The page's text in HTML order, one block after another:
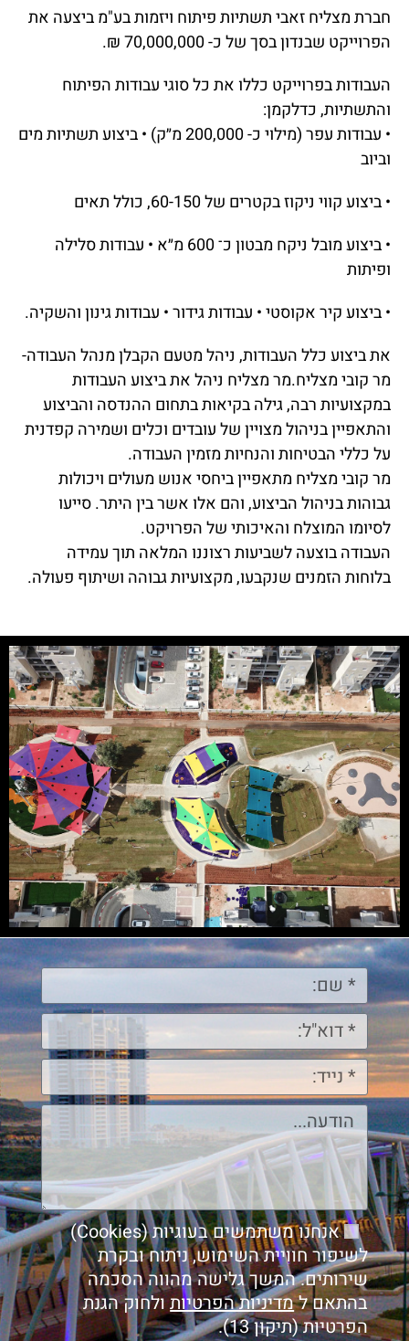
חברת מצליח זאבי תשתיות פיתוח ויזמות בע"מ ביצעה את
הפרוייקט שבנדון בסך של כ- 70,000,000 ₪.
העבודות בפרוייקט כללו את כל סוגי עבודות הפיתוח
והתשתיות, כדלקמן:
• עבודות עפר (מילוי כ- 200,000 מ״ק) • ביצוע תשתיות מים
וביוב
• ביצוע קווי ניקוז בקטרים של 60-150, כולל תאים
• ביצוע מובל ניקח מבטון כ־ 600 מ״א • עבודות סלילה
ופיתות
• ביצוע קיר אקוסטי • עבודות גידור • עבודות גינון והשקיה.
את ביצוע כלל העבודות, ניהל מטעם הקבלן מנהל העבודה-
מר קובי מצליח.מר מצליח ניהל את ביצוע העבודות
במקצועיות רבה, גילה בקיאות בתחום ההנדסה והביצוע
והתאפיין בניהול מצויין של עובדים וכלים ושמירה קפדנית
על כללי הבטיחות והנחיות מזמין העבודה.
מר קובי מצליח מתאפיין ביחסי אנוש מעולים ויכולות
גבוהות בניהול הביצוע, והם אלו אשר בין היתר. סייעו
לסיומו המוצלח והאיכותי של הפרויקט.
העבודה בוצעה לשביעות רצוננו המלאה תוך עמידה
בלוחות הזמנים שנקבעו, מקצועיות גבוהה ושיתוף פעולה.
אנחנו משתמשים בעוגיות (Cookies)
לשיפור חוויית השימוש, ניתוח ובקרת
שירותים. המשך גלישה מהווה הסכמה
בהתאם למדיניות הפרטיותולחוק הגנת
הפרטיות (תיקון 13).